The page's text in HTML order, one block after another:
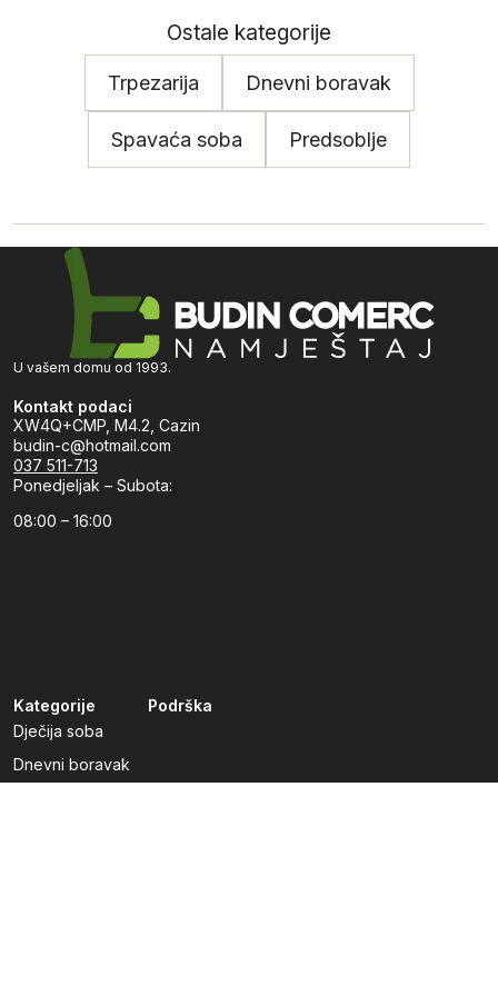
Ostale kategorije
Trpezarija Dnevni boravak
Spavaća soba Predsoblje
U vašem domu od 1993.
Kontakt podaci
XW4Q+CMP, M4.2, Cazin
budin-c@hotmail.com
037 511-713
Ponedjeljak – Subota:
08:00 – 16:00
Kategorije
Dječija soba
Dnevni boravak
Podrška